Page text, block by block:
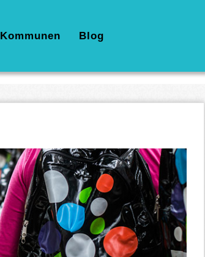
Kommunen Blog